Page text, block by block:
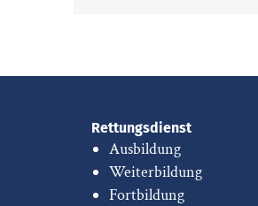
Rettungsdienst
Ausbildung
Weiterbildung
Fortbildung